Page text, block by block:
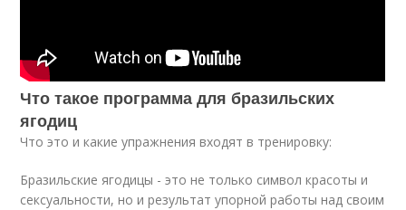
Что такое программа для бразильских
ягодиц
Что это и какие упражнения входят в тренировку:
Бразильские ягодицы - это не только символ красоты и
сексуальности, но и результат упорной работы над своим